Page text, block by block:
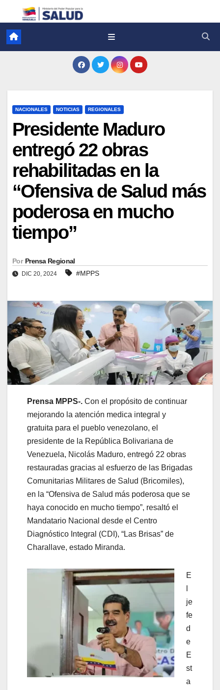
NACIONALES NOTICIAS REGIONALES
Presidente Maduro
entregó 22 obras
rehabilitadas en la
“Ofensiva de Salud más
poderosa en mucho
tiempo”
Por Prensa Regional
DIC 20, 2024 #MPPS
Prensa MPPS-. Con el propósito de continuar
mejorando la atención medica integral y
gratuita para el pueblo venezolano, el
presidente de la República Bolivariana de
Venezuela, Nicolás Maduro, entregó 22 obras
restauradas gracias al esfuerzo de las Brigadas
Comunitarias Militares de Salud (Bricomiles),
en la “Ofensiva de Salud más poderosa que se
haya conocido en mucho tiempo”, resaltó el
Mandatario Nacional desde el Centro
Diagnóstico Integral (CDI), “Las Brisas” de
Charallave, estado Miranda.
E
je
fe
d
e
E
st
a